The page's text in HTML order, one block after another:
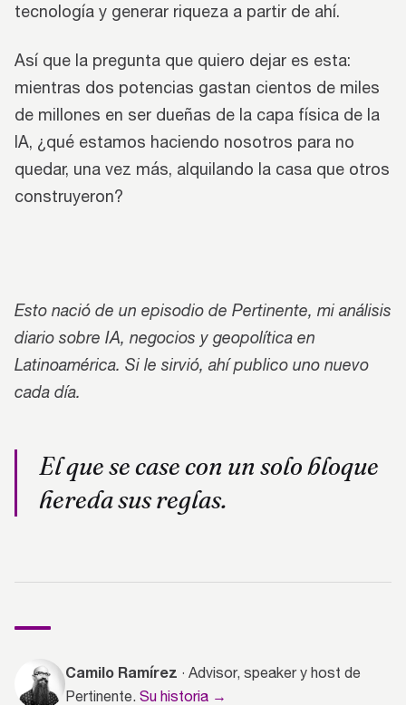
tecnología y generar riqueza a partir de ahí.
Así que la pregunta que quiero dejar es esta:
mientras dos potencias gastan cientos de miles
de millones en ser dueñas de la capa física de la
IA, ¿qué estamos haciendo nosotros para no
quedar, una vez más, alquilando la casa que otros
construyeron?
Esto nació de un episodio de Pertinente, mi análisis
diario sobre IA, negocios y geopolítica en
Latinoamérica. Si le sirvió, ahí publico uno nuevo
cada día.
El que se case con un solo bloque
hereda sus reglas.
Camilo Ramírez · Advisor, speaker y host de
Pertinente. Su historia →